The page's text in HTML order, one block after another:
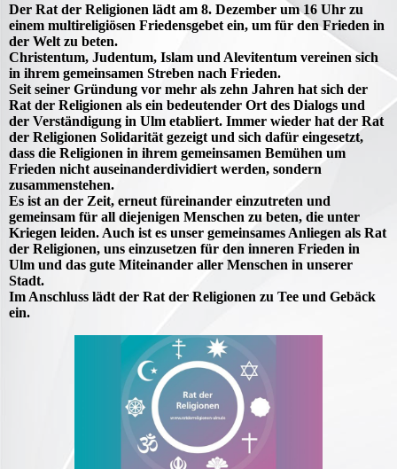
Der Rat der Religionen lädt am 8. Dezember um 16 Uhr zu
einem multireligiösen Friedensgebet ein, um für den Frieden in
der Welt zu beten.
Christentum, Judentum, Islam und Alevitentum vereinen sich
in ihrem gemeinsamen Streben nach Frieden.
Seit seiner Gründung vor mehr als zehn Jahren hat sich der
Rat der Religionen als ein bedeutender Ort des Dialogs und
der Verständigung in Ulm etabliert. Immer wieder hat der Rat
der Religionen Solidarität gezeigt und sich dafür eingesetzt,
dass die Religionen in ihrem gemeinsamen Bemühen um
Frieden nicht auseinanderdividiert werden, sondern
zusammenstehen.
Es ist an der Zeit, erneut füreinander einzutreten und
gemeinsam für all diejenigen Menschen zu beten, die unter
Kriegen leiden. Auch ist es unser gemeinsames Anliegen als Rat
der Religionen, uns einzusetzen für den inneren Frieden in
Ulm und das gute Miteinander aller Menschen in unserer
Stadt.
Im Anschluss lädt der Rat der Religionen zu Tee und Gebäck
ein.